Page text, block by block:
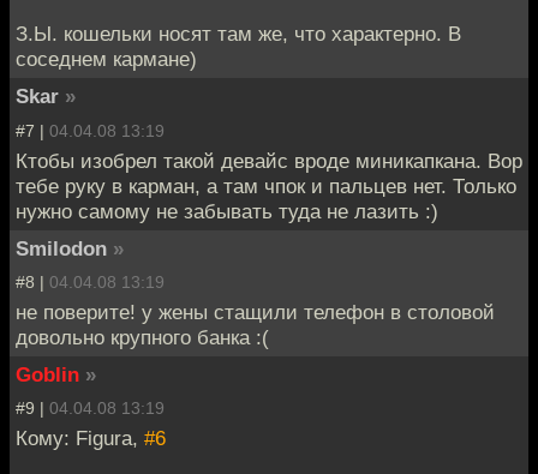
З.Ы. кошельки носят там же, что характерно. В
соседнем кармане)
Skar »
#7 | 04.04.08 13:19
Ктобы изобрел такой девайс вроде миникапкана. Вор
тебе руку в карман, а там чпок и пальцев нет. Только
нужно самому не забывать туда не лазить :)
Smilodon »
#8 | 04.04.08 13:19
не поверите! у жены стащили телефон в столовой
довольно крупного банка :(
Goblin »
#9 | 04.04.08 13:19
Кому: Figura, #6